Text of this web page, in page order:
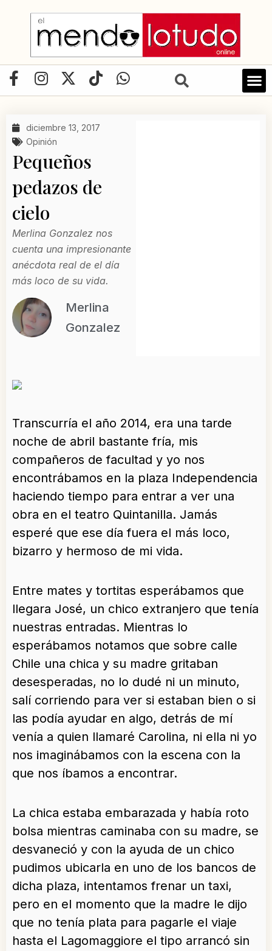
contenido
F
a
e
b
o
o
k
-
f
I
n
t
a
g
r
a
m
X
-
w
t
t
e
r
T
i
t
W
h
diciembre 13, 2017
Opinión
Pequeños
pedazos de
cielo
Merlina Gonzalez nos
cuenta una impresionante
anécdota real de el día
más loco de su vida.
Merlina
Gonzalez
Transcurría el año 2014, era una tarde
noche de abril bastante fría, mis
compañeros de facultad y yo nos
encontrábamos en la plaza Independencia
haciendo tiempo para entrar a ver una
obra en el teatro Quintanilla. Jamás
esperé que ese día fuera el más loco,
bizarro y hermoso de mi vida.
Entre mates y tortitas esperábamos que
llegara José, un chico extranjero que tenía
nuestras entradas. Mientras lo
esperábamos notamos que sobre calle
Chile una chica y su madre gritaban
desesperadas, no lo dudé ni un minuto,
salí corriendo para ver si estaban bien o si
las podía ayudar en algo, detrás de mí
venía a quien llamaré Carolina, ni ella ni yo
nos imaginábamos con la escena con la
que nos íbamos a encontrar.
La chica estaba embarazada y había roto
bolsa mientras caminaba con su madre, se
desvaneció y con la ayuda de un chico
pudimos ubicarla en uno de los bancos de
dicha plaza, intentamos frenar un taxi,
pero en el momento que la madre le dijo
que no tenía plata para pagarle el viaje
hasta el Lagomaggiore el tipo arrancó sin